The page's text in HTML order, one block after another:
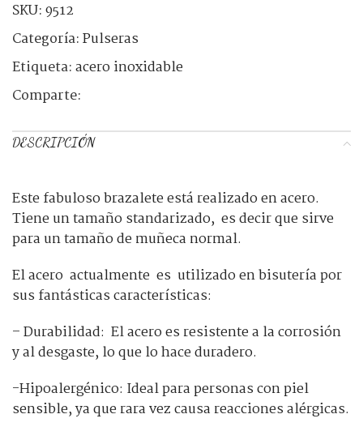
SKU:9512
Categoría:Pulseras
Etiqueta:acero inoxidable
Comparte:
DESCRIPCIÓN
Este fabuloso brazalete está realizado en acero.
Tiene un tamaño standarizado, es decir que sirve
para un tamaño de muñeca normal.
El acero actualmente es utilizado en bisutería por
sus fantásticas características:
– Durabilidad: El acero es resistente a la corrosión
y al desgaste, lo que lo hace duradero.
-Hipoalergénico: Ideal para personas con piel
sensible, ya que rara vez causa reacciones alérgicas.